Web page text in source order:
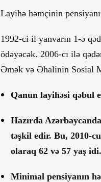
Layihə həmçinin
1992-ci il yanvarın 1-ə
ödəyəcək. 2006-cı ilə
Əmək və Əhalinin Sosial
Qanun layihəsi qəbul
Hazırda
təşkil edir. Bu, 2010-
olaraq 62 və 57 yaş idi.
Minimal pensiyanın